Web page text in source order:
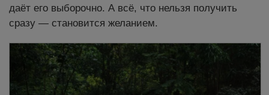
даёт его выборочно. А всё, что нельзя получить
сразу — становится желанием.